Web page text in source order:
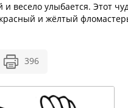
весело улыбается. Этот
и жёлтый
396